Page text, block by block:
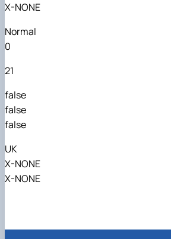
X-NONE
Normal
0
21
false
false
false
UK
X-NONE
X-NONE